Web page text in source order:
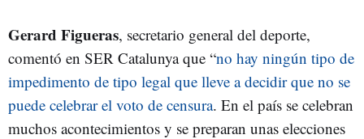
Gerard Figueras, secretario general del deporte,
comentó en SER Catalunya que “no hay ningún tipo de
impedimento de tipo legal que lleve a decidir que no se
puede celebrar el voto de censura. En el país se celebran
muchos acontecimientos y se preparan unas elecciones